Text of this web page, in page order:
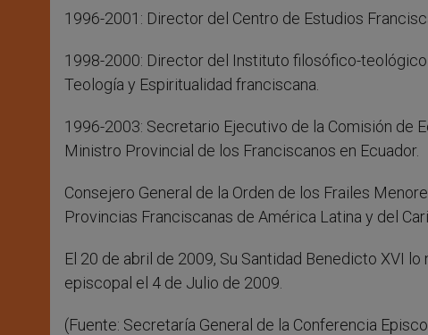
1996-2001: Director del Centro de Estudios
1998-2000: Director del Instituto filosófico-
Teología y Espiritualidad franciscana.
1996-2003: Secretario Ejecutivo de la Comisión de
Ministro Provincial de los Franciscanos en Ecuador.
Consejero General de la Orden de los Frailes
Provincias Franciscanas de América Latina y del
El 20 de abril de 2009, Su Santidad Benedicto XVI
episcopal el 4 de Julio de 2009.
(Fuente: Secretaría General de la Conferencia